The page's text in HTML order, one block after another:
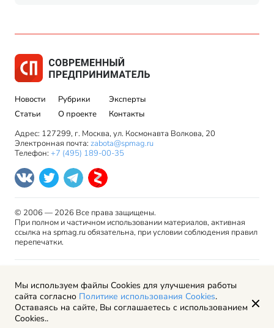
Новости
Статьи
Рубрики
О проекте
Эксперты
Контакты
Адрес: 127299, г. Москва, ул. Космонавта Волкова, 20
Электронная почта: zabota@spmag.ru
Телефон: +7 (495) 189-00-35
© 2006 — 2026 Все права защищены.
При полном и частичном использовании материалов, активная
ссылка на spmag.ru обязательна, при условии соблюдения правил
перепечатки.
права
Пользовательское соглашение
Политика обработки персональных данных
Рекламодателям
Мы используем файлы Cookies для улучшения работы
сайта согласно Политике использования Cookies.
Оставаясь на сайте, Вы соглашаетесь с использованием
Cookies..